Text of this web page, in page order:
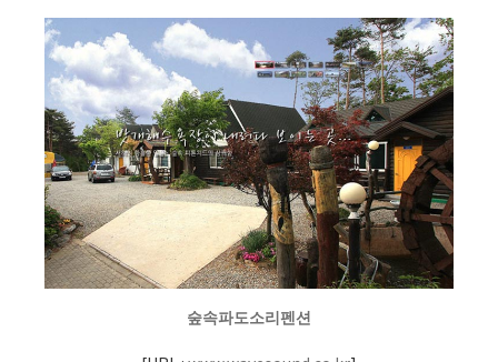
숲속파도소리펜션